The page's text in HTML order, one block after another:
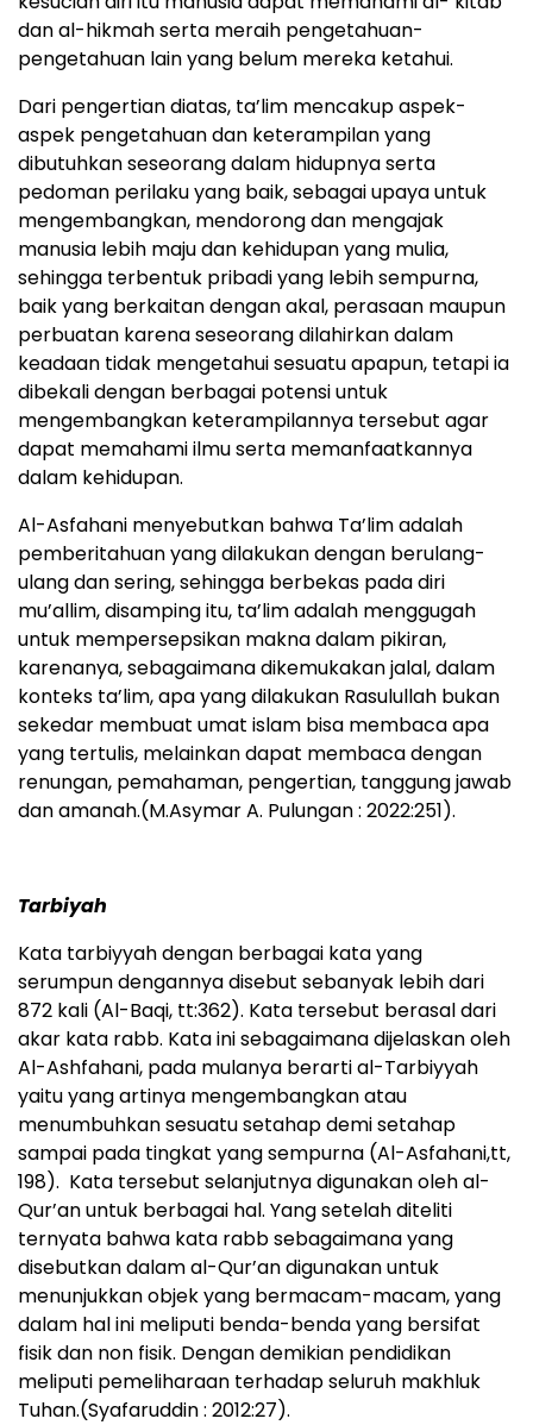
dan al-hikmah serta meraih pengetahuan-
pengetahuan lain yang belum mereka ketahui.
Dari pengertian diatas, ta’lim mencakup aspek-
aspek pengetahuan dan keterampilan yang
dibutuhkan seseorang dalam hidupnya serta
pedoman perilaku yang baik, sebagai upaya untuk
mengembangkan, mendorong dan mengajak
manusia lebih maju dan kehidupan yang mulia,
sehingga terbentuk pribadi yang lebih sempurna,
baik yang berkaitan dengan akal, perasaan maupun
perbuatan karena seseorang dilahirkan dalam
keadaan tidak mengetahui sesuatu apapun, tetapi ia
dibekali dengan berbagai potensi untuk
mengembangkan keterampilannya tersebut agar
dapat memahami ilmu serta memanfaatkannya
dalam kehidupan.
Al-Asfahani menyebutkan bahwa Ta’lim adalah
pemberitahuan yang dilakukan dengan berulang-
ulang dan sering, sehingga berbekas pada diri
mu’allim, disamping itu, ta’lim adalah menggugah
untuk mempersepsikan makna dalam pikiran,
karenanya, sebagaimana dikemukakan jalal, dalam
konteks ta’lim, apa yang dilakukan Rasulullah bukan
sekedar membuat umat islam bisa membaca apa
yang tertulis, melainkan dapat membaca dengan
renungan, pemahaman, pengertian, tanggung jawab
dan amanah.(M.Asymar A. Pulungan : 2022:251).
Tarbiyah
Kata tarbiyyah dengan berbagai kata yang
serumpun dengannya disebut sebanyak lebih dari
872 kali (Al-Baqi, tt:362). Kata tersebut berasal dari
akar kata rabb. Kata ini sebagaimana dijelaskan oleh
Al-Ashfahani, pada mulanya berarti al-Tarbiyyah
yaitu yang artinya mengembangkan atau
menumbuhkan sesuatu setahap demi setahap
sampai pada tingkat yang sempurna (Al-Asfahani,tt,
198). Kata tersebut selanjutnya digunakan oleh al-
Qur’an untuk berbagai hal. Yang setelah diteliti
ternyata bahwa kata rabb sebagaimana yang
disebutkan dalam al-Qur’an digunakan untuk
menunjukkan objek yang bermacam-macam, yang
dalam hal ini meliputi benda-benda yang bersifat
fisik dan non fisik. Dengan demikian pendidikan
meliputi pemeliharaan terhadap seluruh makhluk
Tuhan.(Syafaruddin : 2012:27).